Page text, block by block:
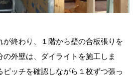
が終わり、１階から壁の合板張りを
外壁は、ダイライトを施工しま
ッチを確認しながら１枚ずつ張っ